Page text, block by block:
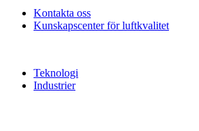
Kontakta oss
Kunskapscenter för luftkvalitet
Teknologi
Industrier